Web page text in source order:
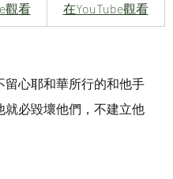
觀看 在YouTube觀看
留心耶和華所行的和他手
就必毀壞他們，不建立他